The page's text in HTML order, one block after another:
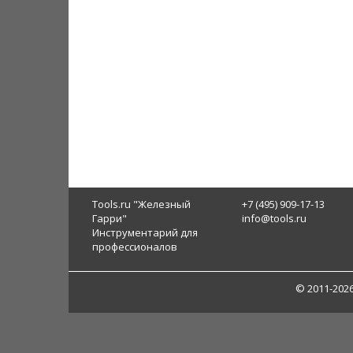
Tools.ru "Железный
Гарри"
Инструментарий для
профессионалов
+7 (495) 909-17-13
info@tools.ru
© 2011-